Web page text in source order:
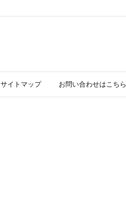
サイトマップ お問い合わせはこちら